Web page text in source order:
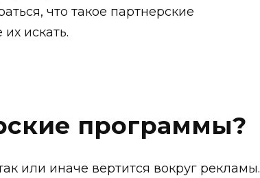
что такое партнерские
искать.
программы?
или иначе вертится вокруг рекламы.